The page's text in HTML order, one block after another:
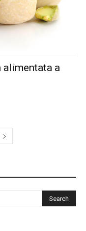
alimentata a